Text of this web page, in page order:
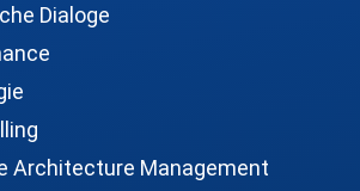
Dialoge
Architecture Management